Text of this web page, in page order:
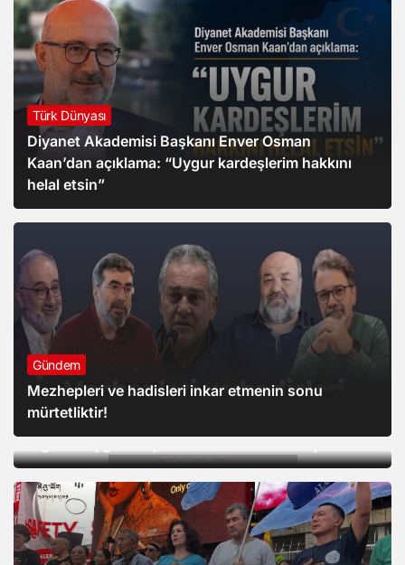
Türk Dünyası
Diyanet Akademisi Başkanı Enver Osman
Kaan’dan açıklama: “Uygur kardeşlerim hakkını
helal etsin”
Gündem
Mezhepleri ve hadisleri inkar etmenin sonu
mürtetliktir!
Türk Dünyası
İşgalci Çin’in “etnik birlik” yasası 1 ay olmasına